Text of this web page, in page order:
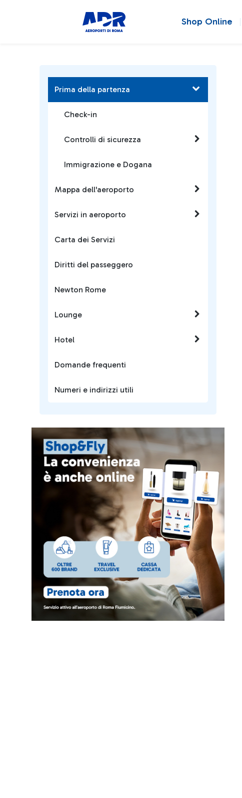
Shop Online
Prima della partenza
Check-in
Controlli di sicurezza
Immigrazione e Dogana
Mappa dell'aeroporto
Servizi in aeroporto
Carta dei Servizi
Diritti del passeggero
Newton Rome
Lounge
Hotel
Domande frequenti
Numeri e indirizzi utili